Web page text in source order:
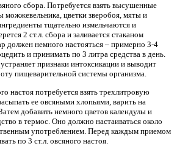
сбора. Потребуется взять высушенные
можжевельника, цветки зверобоя, мяты и
тщательно измельчаются и
2 ст.л. сбора и заливается стаканом
должен немного настояться – примерно 3-4
и принимать по 3 литра средства в день.
признаки интоксикации и выводит
пищеварительной системы организма.
настоя потребуется взять трехлитровую
ее овсяными хлопьями, варить на
добавить немного цветов календулы и
в термос. Оно должно настаиваться около
употреблением. Перед каждым приемом
по 3 ст.л. овсяного настоя.